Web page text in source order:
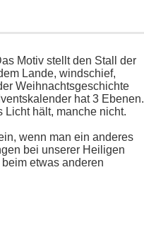
Motiv stellt den Stall der
Lande, windschief,
Weihnachtsgeschichte
hat 3 Ebenen.
hält, manche nicht.
wenn man ein anderes
bei unserer Heiligen
etwas anderen